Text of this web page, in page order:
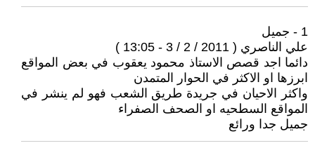
1 - جميل
علي الناصري ( 2011 / 2 / 3 - 13:05 )
دائما اجد قصص الاستاذ محمود يعقوب في بعض المواقع
ابرزها او الاكثر في الحوار المتمدن
واكثر الاحيان في جريدة طريق الشعب فهو لم ينشر في
المواقع السطحيه او الصحف الصفراء
جميل جدا ورائع